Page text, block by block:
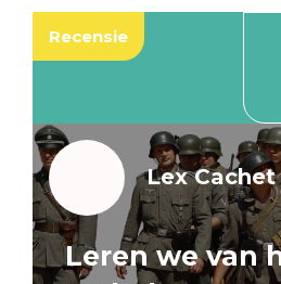
Recensie
Lex Cachet
Leren we van